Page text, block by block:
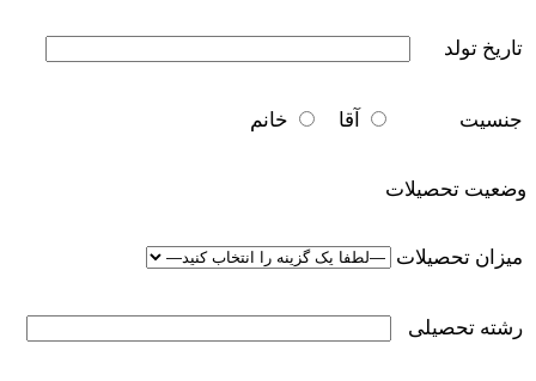
تاریخ تولد
جنسیت آقا خانم
وضعیت تحصیلات
میزان تحصیلات
رشته تحصیلی